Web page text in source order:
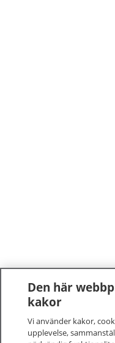
Den här
kakor
Vi använder kakor,
upplevelse,